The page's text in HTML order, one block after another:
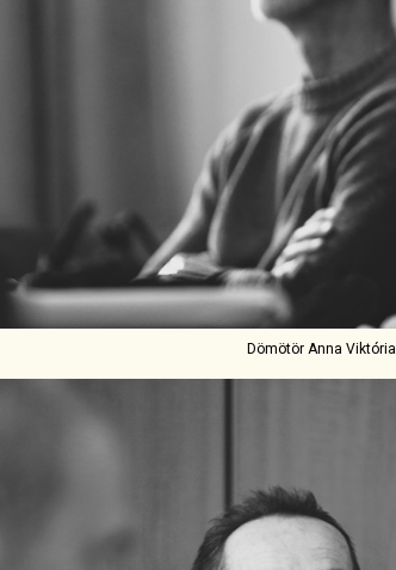
Dömötör Anna Viktória